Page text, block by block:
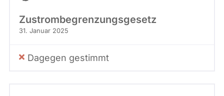
Zustrombegrenzungsgesetz
31. Januar 2025
Dagegen gestimmt